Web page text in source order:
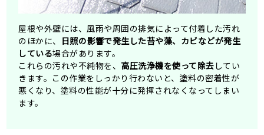
屋根や外壁には、風雨や周囲の排気によって付着した汚れ
のほかに、 日照の影響で発生した苔や藻、カビなどが発生
している場合があります。
これらの汚れや不純物を、高圧洗浄機を使って除去 してい
きます。この作業をしっかり行わないと、塗料の密着性が
悪くなり、塗料の性能が十分に発揮されなくなってしまい
ます。